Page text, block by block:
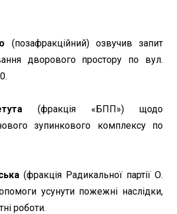
(позафракційний) озвучив запит
дворового простору по вул.
(фракція «БПП») щодо
зупинкового комплексу по
(фракція Радикальної партії О.
усунути пожежні наслідки,
роботи.